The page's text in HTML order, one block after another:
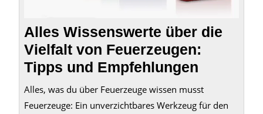
Alles Wissenswerte über die
Vielfalt von Feuerzeugen:
Tipps und Empfehlungen
Alles, was du über Feuerzeuge wissen musst
Feuerzeuge: Ein unverzichtbares Werkzeug für den